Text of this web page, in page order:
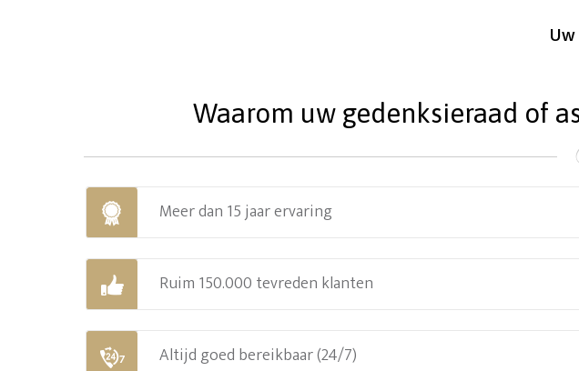
Waarom uw gedenksieraad of
Meer dan 15 jaar ervaring
Ruim 150.000 tevreden klanten
Altijd goed bereikbaar (24/7)